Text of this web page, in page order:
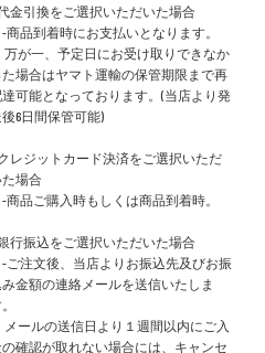
金引換をご選択いただいた場合
品到着時にお支払いとなります。
が一、予定日にお受け取りできなか
た場合はヤマト運輸の保管期限まで再
可能となっております。(当店より発
6日間保管可能)
レジットカード決済をご選択いただ
た場合
品ご購入時もしくは商品到着時。
行振込をご選択いただいた場合
注文後、当店よりお振込先及びお振
金額の連絡メールを送信いたしま
ールの送信日より１週間以内にご入
確認が取れない場合には、キャンセ